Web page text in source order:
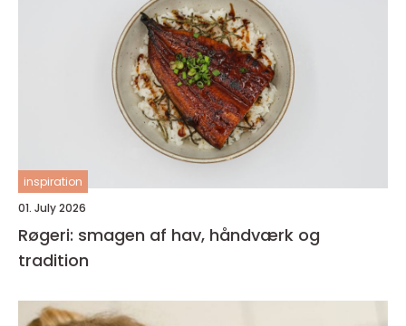
inspiration
01. July 2026
Røgeri: smagen af hav, håndværk og
tradition